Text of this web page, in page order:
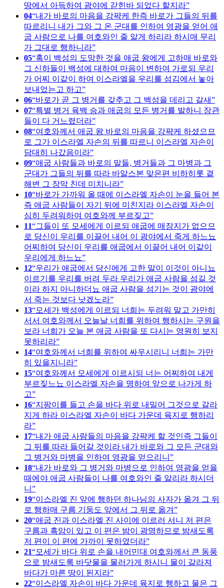
땅에서 아득하여 광야에 갇힌바 되었다 할지라
04 내가 바로의 마음을 강퍅케 한즉 바로가 그들의 뒤를
따르리니 내가 그와 그 온 군대를 인하여 영광을 얻어 애
굽 사람으로 나를 여호와인 줄 알게 하리라 하시매 무리
가 그대로 행하니라
05 혹이 백성의 도망한 것을 애굽 왕에게 고하매 바로와
그 신하들이 백성에 대하여 마음이 변하여 가로되 우리
가 어찌 이같이 하여 이스라엘을 우리를 섬김에서 놓아
보내었는고 하고
06 바로가 곧 그 병거를 갖추고 그 백성을 데리고 갈새
07 특별 병거 육백 승과 애굽의 모든 병거를 발하니 장관
들이 다 거느렸더라
08 여호와께서 애굽 왕 바로의 마음을 강퍅케 하셨으므
로 그가 이스라엘 자손의 뒤를 따르니 이스라엘 자손이
담대히 나갔음이라
09 애굽 사람들과 바로의 말들, 병거들과 그 마병과 그
군대가 그들의 뒤를 따라 바알스본 맞은편 비하히롯 곁
해변 그 장막 친데 미치니라
10 바로가 가까워 올 때에 이스라엘 자손이 눈을 들어 본
즉 애굽 사람들이 자기 뒤에 미친지라 이스라엘 자손이
심히 두려워하여 여호와께 부르짖고
11
그들이 또 모세에게 이르되 애굽에 매장지가 없으므
로 당신이 우리를 이끌어 내어 이 광야에서 죽게 하느뇨
어찌하여 당신이 우리를 애굽에서 이끌어 내어 이같이
우리에게 하느뇨
12 우리가 애굽에서 당신에게 고한 말이 이것이 아니뇨
이르기를 우리를 버려 두라 우리가 애굽 사람을 섬길 것
이라 하지 아니하더뇨 애굽 사람을 섬기는 것이 광야에
서 죽는 것보다 낫겠노라
13 모세가 백성에게 이르되 너희는 두려워 말고 가만히
서서 여호와께서 오늘날 너희를 위하여 행하시는 구원을
보라 너희가 오늘 본 애굽 사람을 또 다시는 영원히 보지
못하리라
14 여호와께서 너희를 위하여 싸우시리니 너희는 가만
히 있을지니라
15 여호와께서 모세에게 이르시되 너는 어찌하여 내게
부르짖느뇨 이스라엘 자손을 명하여 앞으로 나가게 하
고
16 지팡이를 들고 손을 바다 위로 내밀어 그것으로 갈라
지게 하라 이스라엘 자손이 바다 가운데 육지로 행하리
라
17 내가 애굽 사람들의 마음을 강퍅케 할 것인즉 그들이
그 뒤를 따라 들어갈 것이라 내가 바로와 그 모든 군대와
그 병거와 마병을 인하여 영광을 얻으리니
18 내가 바로와 그 병거와 마병으로 인하여 영광을 얻을
때에야 애굽 사람들이 나를 여호와인 줄 알리라 하시더
니
19 이스라엘 진 앞에 행하던 하나님의 사자가 옮겨 그 뒤
로 행하매 구름 기둥도 앞에서 그 뒤로 옮겨
20 애굽 진과 이스라엘 진 사이에 이르러 서니 저 편은
구름과 흑암이 있고 이 편은 밤이 광명하므로 밤새도록
저 편이 이 편에 가까이 못하였더라
21
모세가 바다 위로 손을 내어민대 여호와께서 큰 동풍
으로 밤새도록 바닷물을 물러가게 하시니 물이 갈라져
바다가 마른 땅이 된지라
22 이스라엘 자손이 바다 가운데 육지로 행하고 물은 그